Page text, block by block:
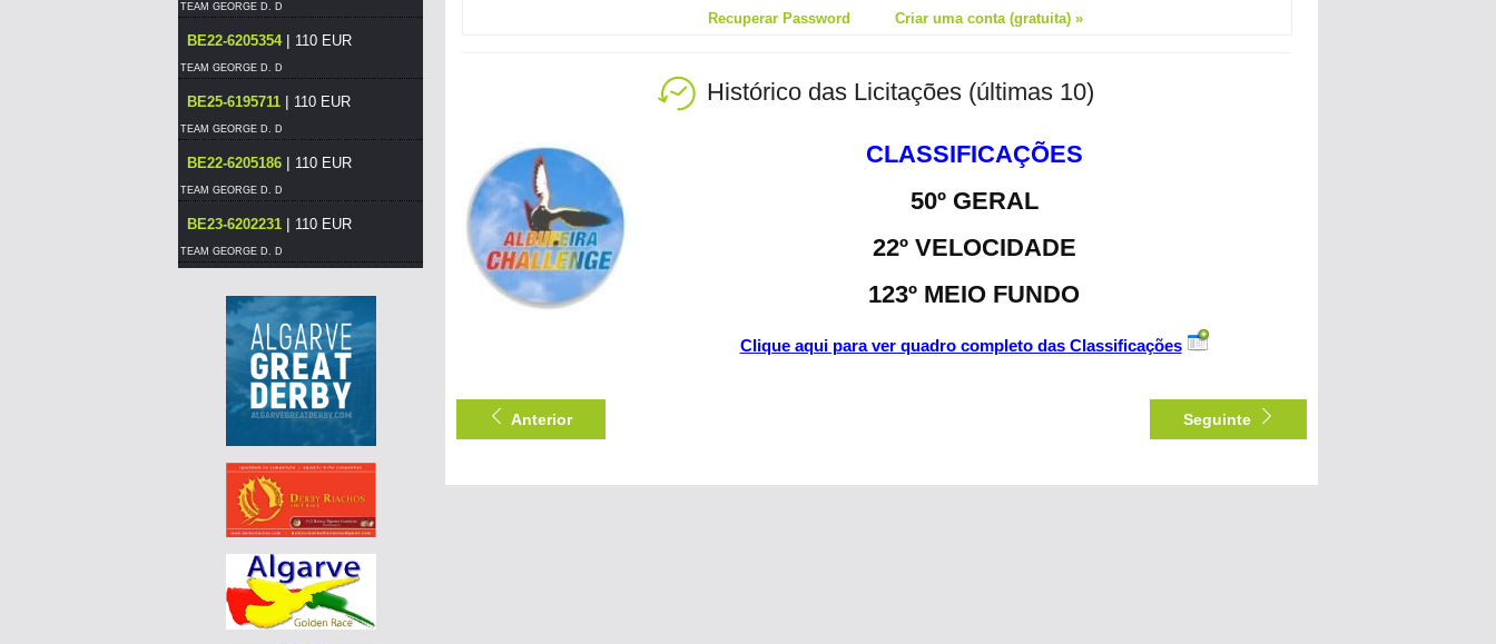
TEAM GEORGE D. D
BE22-6205354| 110 EUR
TEAM GEORGE D. D
BE25-6195711 | 110 EUR
TEAM GEORGE D. D
BE22-6205186 | 110 EUR
TEAM GEORGE D. D
BE23-6202231 | 110 EUR
TEAM GEORGE D. D
TEAM GEORGE D. D
PT26-6007325|80 EUR
LUÍS MORAIS RACING PIGEONS
PT-6117017-26|60 EUR
DERBY BORRACHOS 2026 - 3B
PT-6125223-26|55 EUR
DERBY BORRACHOS 2026 - 3A
PT21-1270805|110 EUR
PEDRO JOSÉ "SOUTH FLYERS"
PT-6277585-26|55 EUR
DERBY BORRACHOS 2026 - 3B
Recuperar Password Criar uma conta (gratuita) »
Histórico das Licitações (últimas 10)
CLASSIFICAÇÕES
50º GERAL
22º VELOCIDADE
123º MEIO FUNDO
Clique aqui para ver quadro completo das Classificações
Anterior Seguinte